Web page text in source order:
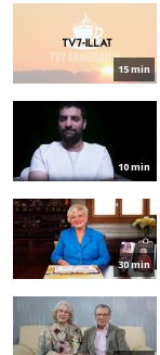
15 min
10 min
30 min